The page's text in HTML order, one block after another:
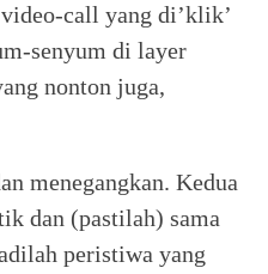
call yang di’klik’
senyum di layer
nonton juga,
menegangkan. Kedua
dan (pastilah) sama
peristiwa yang